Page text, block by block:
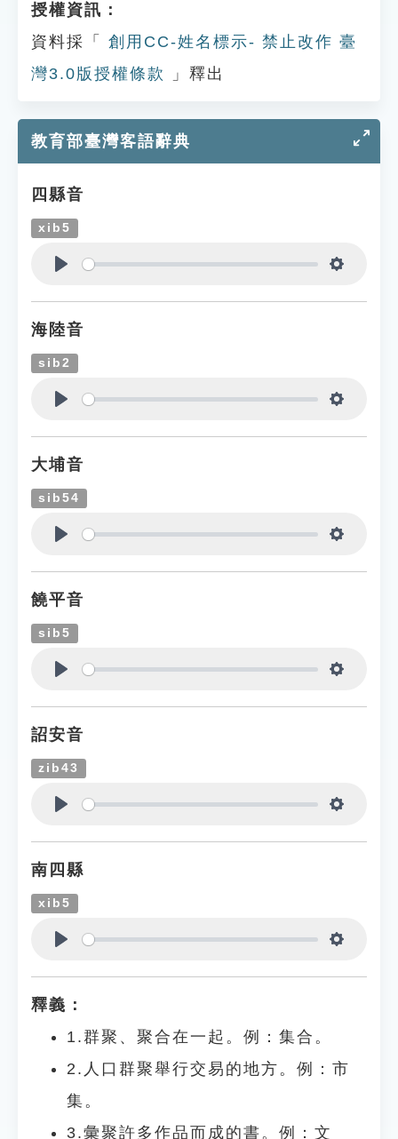
授權資訊：
資料採「
創用CC-姓名標示- 禁止改作 臺
灣3.0版授權條款
」釋出
教育部臺灣客語辭典
四縣音
xib5
海陸音
sib2
大埔音
sib54
饒平音
sib5
詔安音
zib43
南四縣
xib5
釋義：
1.群聚、聚合在一起。例：集合。
2.人口群聚舉行交易的地方。例：市
集。
3.彙聚許多作品而成的書。例：文